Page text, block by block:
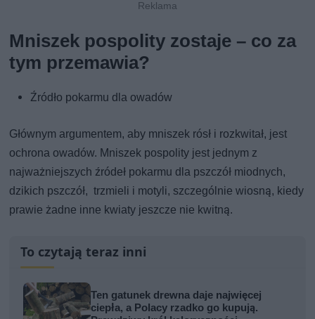
Mniszek pospolity zostaje – co za
tym przemawia?
Źródło pokarmu dla owadów
Głównym argumentem, aby mniszek rósł i rozkwitał, jest
ochrona owadów. Mniszek pospolity jest jednym z
najważniejszych źródeł pokarmu dla pszczół miodnych,
dzikich pszczół, trzmieli i motyli, szczególnie wiosną, kiedy
prawie żadne inne kwiaty jeszcze nie kwitną.
To czytają teraz inni
Ten gatunek drewna daje najwięcej
ciepła, a Polacy rzadko go kupują.